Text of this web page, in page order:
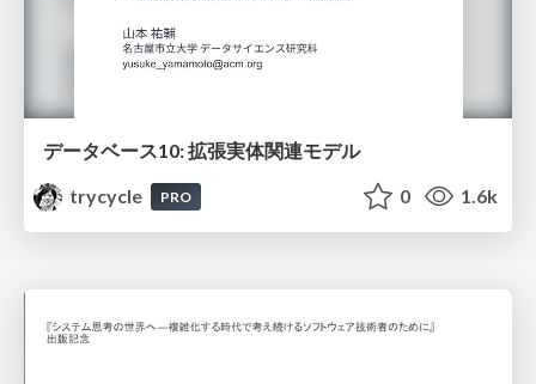
データベース10: 拡張実体関連モデル
trycycle
PRO 0 1.6k